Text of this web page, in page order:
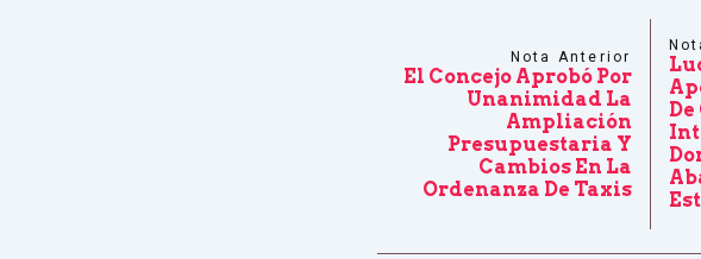
Nota Anterior
El Concejo Aprobó Por
Unanimidad La
Ampliación
Presupuestaria Y
Cambios En La
Ordenanza De Taxis